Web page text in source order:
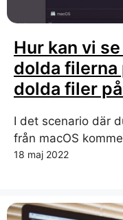
Hur kan vi
dolda filerna
dolda filer
I det scenario där
från macOS
18 maj 2022